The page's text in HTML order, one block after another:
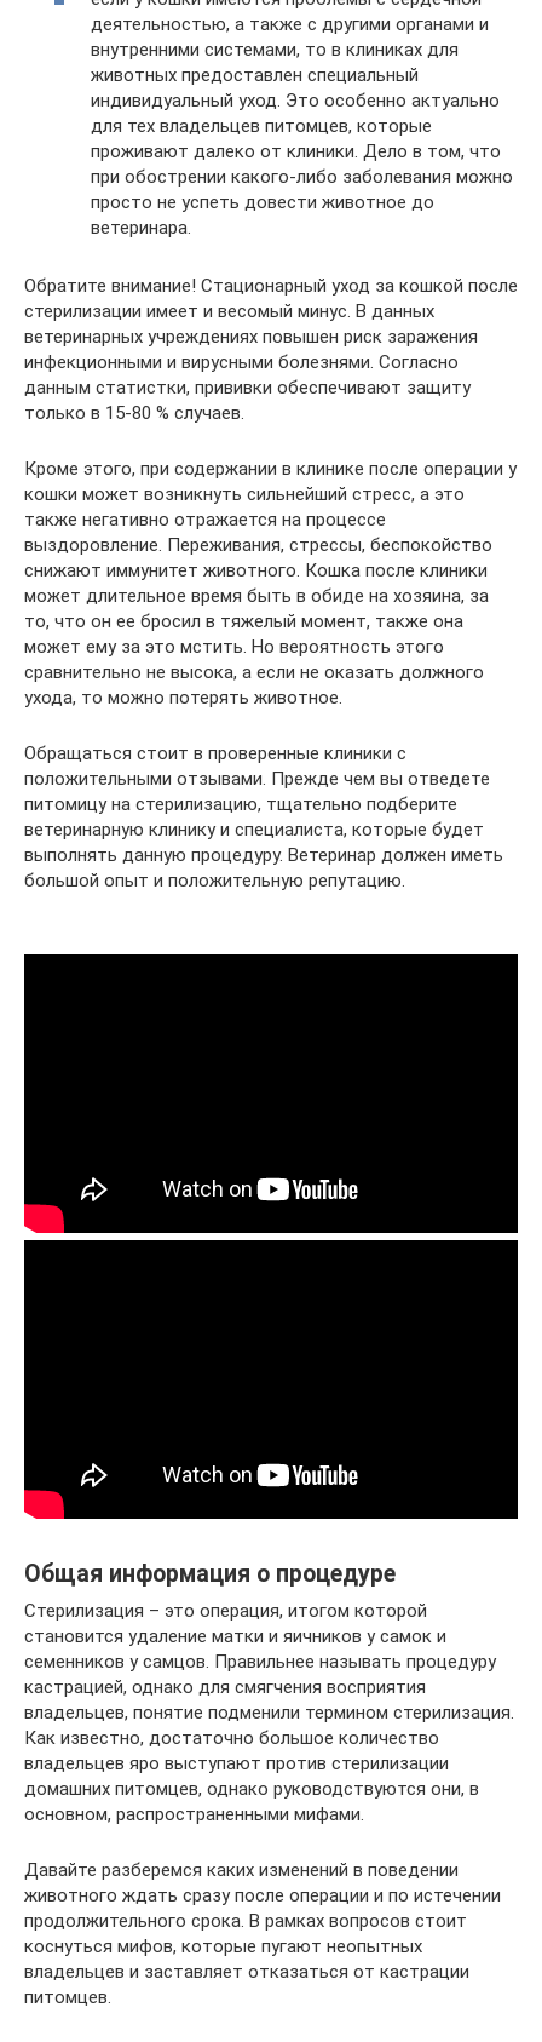
деятельностью, а также с другими органами и
внутренними системами, то в клиниках для
животных предоставлен специальный
индивидуальный уход. Это особенно актуально
для тех владельцев питомцев, которые
проживают далеко от клиники. Дело в том, что
при обострении какого-либо заболевания можно
просто не успеть довести животное до
ветеринара.
Обратите внимание! Стационарный уход за кошкой после
стерилизации имеет и весомый минус. В данных
ветеринарных учреждениях повышен риск заражения
инфекционными и вирусными болезнями. Согласно
данным статистки, прививки обеспечивают защиту
только в 15-80 % случаев.
Кроме этого, при содержании в клинике после операции у
кошки может возникнуть сильнейший стресс, а это
также негативно отражается на процессе
выздоровление. Переживания, стрессы, беспокойство
снижают иммунитет животного. Кошка после клиники
может длительное время быть в обиде на хозяина, за
то, что он ее бросил в тяжелый момент, также она
может ему за это мстить. Но вероятность этого
сравнительно не высока, а если не оказать должного
ухода, то можно потерять животное.
Обращаться стоит в проверенные клиники с
положительными отзывами. Прежде чем вы отведете
питомицу на стерилизацию, тщательно подберите
ветеринарную клинику и специалиста, которые будет
выполнять данную процедуру. Ветеринар должен иметь
большой опыт и положительную репутацию.
Общая информация о процедуре
Стерилизация – это операция, итогом которой
становится удаление матки и яичников у самок и
семенников у самцов. Правильнее называть процедуру
кастрацией, однако для смягчения восприятия
владельцев, понятие подменили термином стерилизация.
Как известно, достаточно большое количество
владельцев яро выступают против стерилизации
домашних питомцев, однако руководствуются они, в
основном, распространенными мифами.
Давайте разберемся каких изменений в поведении
животного ждать сразу после операции и по истечении
продолжительного срока. В рамках вопросов стоит
коснуться мифов, которые пугают неопытных
владельцев и заставляет отказаться от кастрации
питомцев.